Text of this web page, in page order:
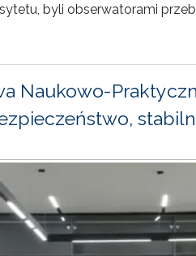
byli obserwatorami
Naukowo-